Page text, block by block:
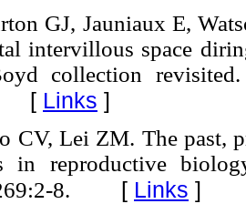
GJ, Jauniaux E,
intervillous space
collection
Links ]
CV, Lei ZM. The past,
in reproductive
8. [ Links ]